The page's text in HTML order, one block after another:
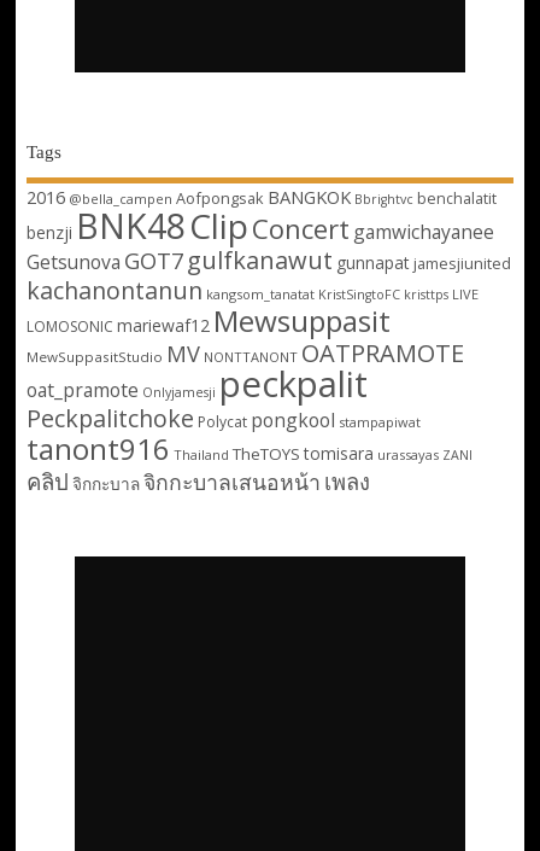
Tags
2016 @bella_campen Aofpongsak BANGKOK Bbrightvc benchalatit
benzji BNK48ClipConcert gamwichayanee
Getsunova GOT7 gulfkanawut gunnapat jamesjiunited
kachanontanun kangsom_tanatat KristSingtoFC kristtps LIVE
LOMOSONIC mariewaf12 Mewsuppasit
MewSuppasitStudio MV NONTTANONT OATPRAMOTE
oat_pramote Onlyjamesji peckpalit
Peckpalitchoke Polycat pongkool stampapiwat
tanont916 Thailand TheTOYS tomisara urassayas ZANI
คลิป จิกกะบาลจิกกะบาลเสนอหน้า เพลง